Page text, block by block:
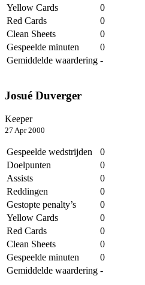
Yellow Cards
0
Red Cards
0
Clean Sheets
0
Gespeelde minuten
0
Gemiddelde waardering -
Josué Duverger
Keeper
27 Apr 2000
Gespeelde wedstrijden
0
Doelpunten
0
Assists
0
Reddingen
0
Gestopte penalty’s
0
Yellow Cards
0
Red Cards
0
Clean Sheets
0
Gespeelde minuten
0
Gemiddelde waardering -